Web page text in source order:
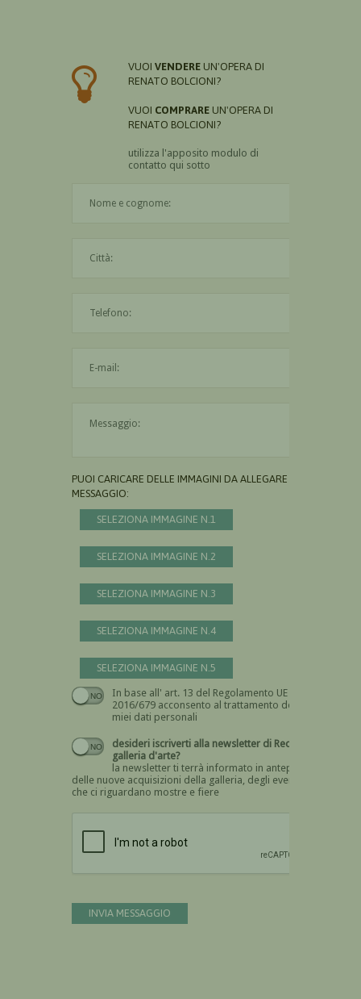
VUOI VENDERE UN'OPERA DI
RENATO BOLCIONI?
VUOI COMPRARE UN'OPERA DI
RENATO BOLCIONI?
utilizza l'apposito modulo di
contatto qui sotto
PUOI CARICARE DELLE IMMAGINI DA ALLEGARE AL
MESSAGGIO:
SELEZIONA IMMAGINE N.1
SELEZIONA IMMAGINE N.2
SELEZIONA IMMAGINE N.3
SELEZIONA IMMAGINE N.4
SELEZIONA IMMAGINE N.5
In base all' art. 13 del Regolamento UE n.
2016/679 acconsento al trattamento dei
miei dati personali
Devi dare il consenso
desideri iscriverti alla newsletter di Recta
galleria d'arte?
la newsletter ti terrà informato in anteprima
delle nuove acquisizioni della galleria, degli eventi
che ci riguardano mostre e fiere
INVIA MESSAGGIO